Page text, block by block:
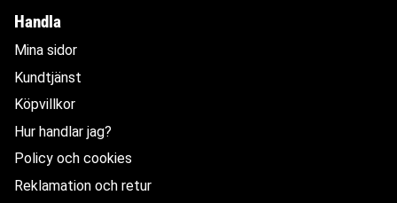
Handla
Mina sidor
Kundtjänst
Köpvillkor
Hur handlar jag?
Policy och cookies
Reklamation och retur